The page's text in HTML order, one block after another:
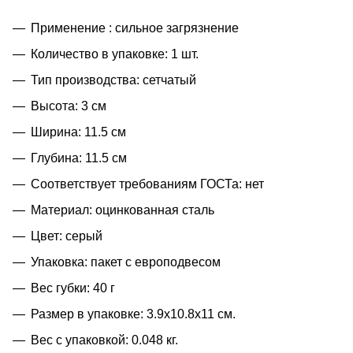
Применение : сильное загрязнение
Количество в упаковке: 1 шт.
Тип производства: сетчатый
Высота: 3 см
Ширина: 11.5 см
Глубина: 11.5 см
Соответствует требованиям ГОСТа: нет
Материал: оцинкованная сталь
Цвет: серый
Упаковка: пакет с европодвесом
Вес губки: 40 г
Размер в упаковке: 3.9x10.8x11 см.
Вес с упаковкой: 0.048 кг.